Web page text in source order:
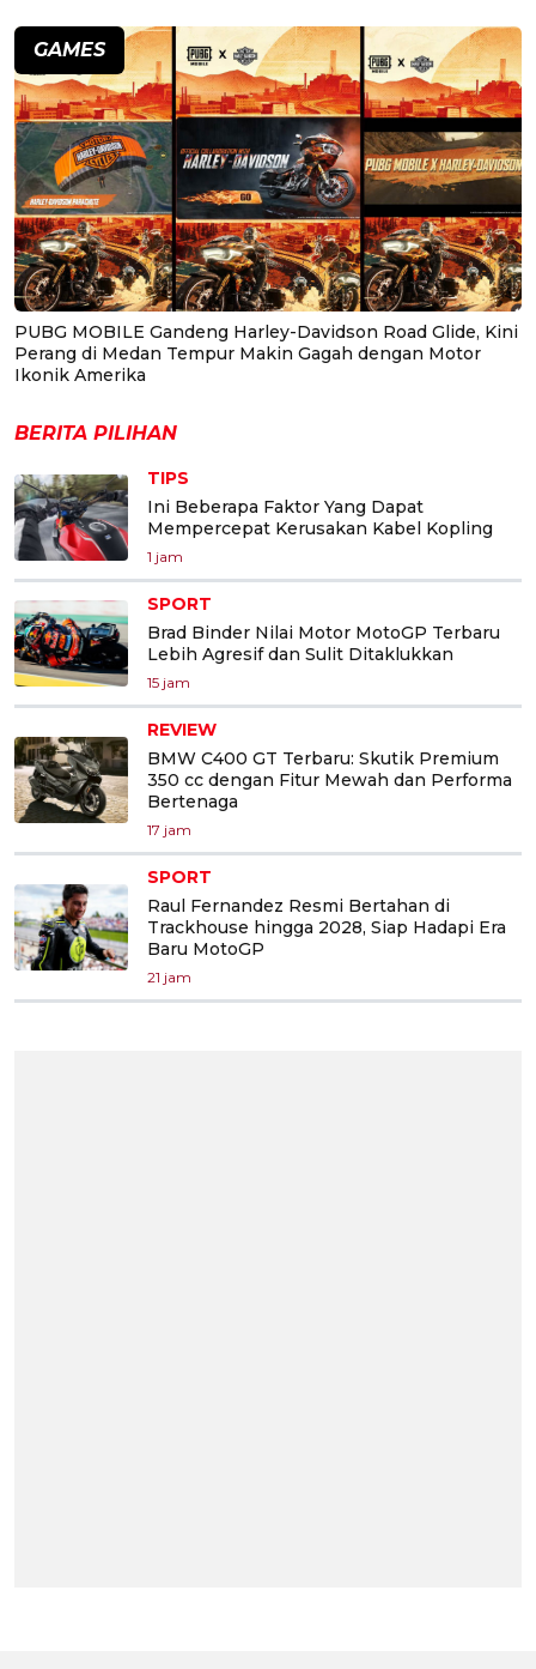
GAMES
PUBG MOBILE Gandeng Harley-Davidson Road Glide, Kini
Perang di Medan Tempur Makin Gagah dengan Motor
Ikonik Amerika
BERITA PILIHAN
TIPS
Ini Beberapa Faktor Yang Dapat
Mempercepat Kerusakan Kabel Kopling
1 jam
SPORT
Brad Binder Nilai Motor MotoGP Terbaru
Lebih Agresif dan Sulit Ditaklukkan
15 jam
REVIEW
BMW C400 GT Terbaru: Skutik Premium
350 cc dengan Fitur Mewah dan Performa
Bertenaga
17 jam
SPORT
Raul Fernandez Resmi Bertahan di
Trackhouse hingga 2028, Siap Hadapi Era
Baru MotoGP
21 jam